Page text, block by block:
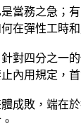
當務之急；
在彈性工時
對四分之一
內用規定，
成敗，端在